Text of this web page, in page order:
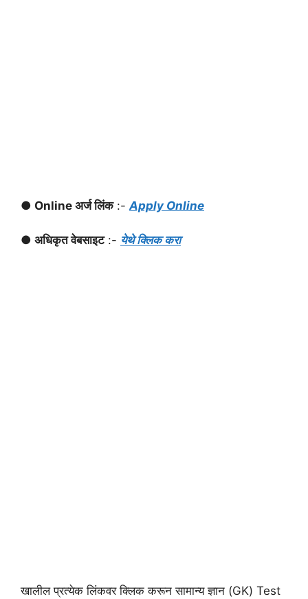
● Online अर्ज लिंक:- Apply Online
● अधिकृत वेबसाइट:- येथे क्लिक करा
खालील प्रत्येक लिंकवर क्लिक करून सामान्य ज्ञान (GK) Test